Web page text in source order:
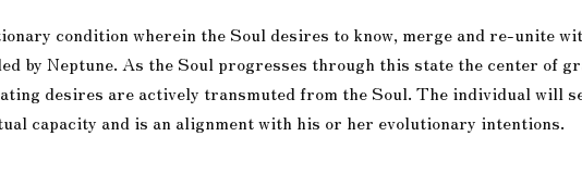
condition wherein the Soul desires to know, merge and re-unite
by Neptune. As the Soul progresses through this state the center of
desires are actively transmuted from the Soul. The individual will
capacity and is an alignment with his or her evolutionary intentions.